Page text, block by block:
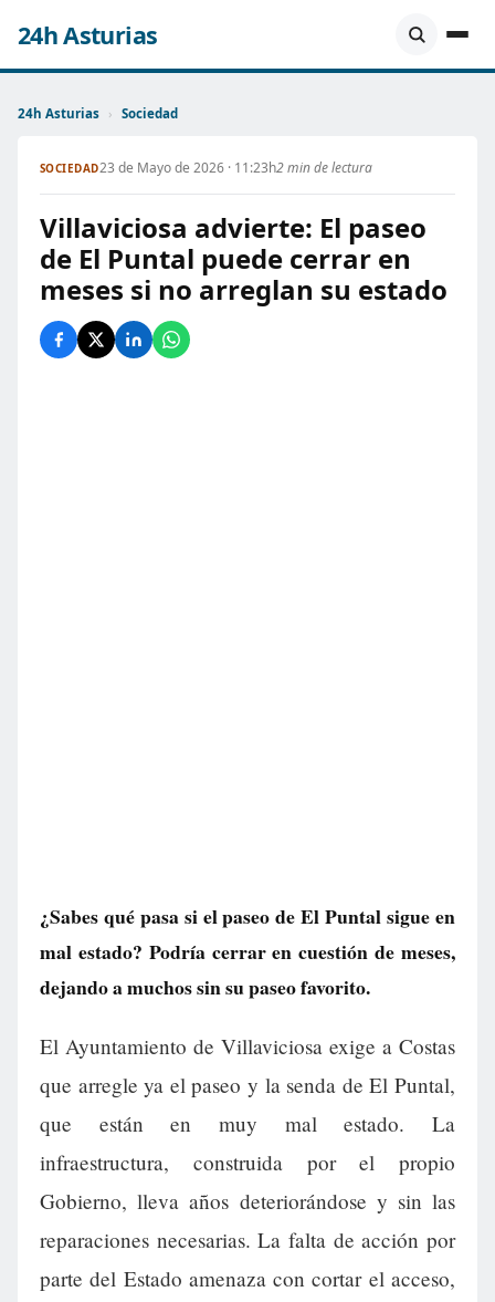
24h Asturias
24h Asturias › Sociedad
SOCIEDAD23 de Mayo de 2026 · 11:23h2 min de lectura
Villaviciosa advierte: El paseo
de El Puntal puede cerrar en
meses si no arreglan su estado
¿Sabes qué pasa si el paseo de El Puntal sigue en
mal estado? Podría cerrar en cuestión de meses,
dejando a muchos sin su paseo favorito.
El Ayuntamiento de Villaviciosa exige a Costas
que arregle ya el paseo y la senda de El Puntal,
que están en muy mal estado. La
infraestructura, construida por el propio
Gobierno, lleva años deteriorándose y sin las
reparaciones necesarias. La falta de acción por
parte del Estado amenaza con cortar el acceso,